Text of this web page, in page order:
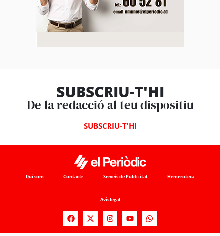
SUBSCRIU-T'HI
De la redacció al teu dispositiu
SUBSCRIU-T'HI
Qui som Contacte Serveis de Publicitat Hemeroteca
Avís legal